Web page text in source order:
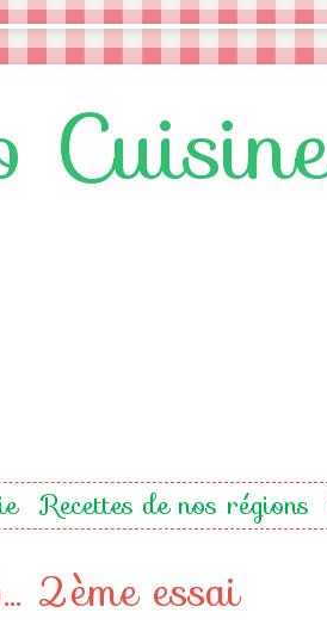
Recettes de nos régions
2ème essai